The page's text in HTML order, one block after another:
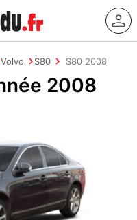
Volvo S80 S80 2008
2008